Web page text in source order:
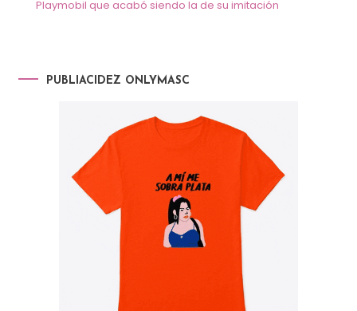
Playmobil que acabó siendo la de su imitación
PUBLIACIDEZ ONLYMASC